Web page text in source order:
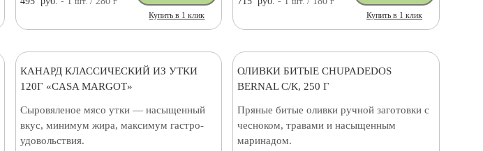
Купить в 1 клик Купить в 1 клик
КАНАРД КЛАССИЧЕСКИЙ ИЗ УТКИ
120Г «CASA MARGOT»
Сыровяленое мясо утки — насыщенный
вкус, минимум жира, максимум гастро-
удовольствия.
ОЛИВКИ БИТЫЕ CHUPADEDOS
BERNAL С/К, 250 Г
Пряные битые оливки ручной заготовки с
чесноком, травами и насыщенным
маринадом.